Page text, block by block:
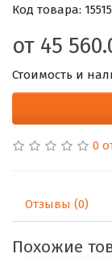
Код товара:
от 45
Стоимость и
0
Отзывы (0)
Похожие